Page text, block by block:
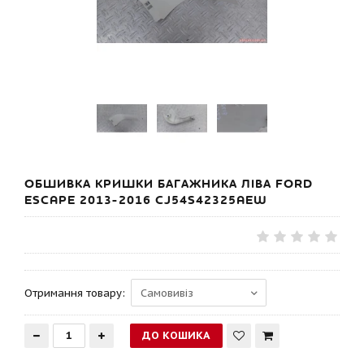
ОБШИВКА КРИШКИ БАГАЖНИКА ЛІВА FORD
ESCAPE 2013-2016 CJ54S42325AEW
Отримання товару: